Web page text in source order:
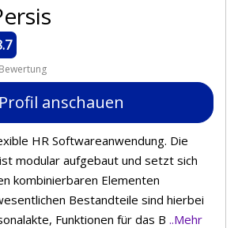
Profil anschauen
HR Softwareanwendung. Die
modular aufgebaut und setzt sich
kombinierbaren Elementen
Bestandteile sind hierbei
Funktionen für das B ..Mehr